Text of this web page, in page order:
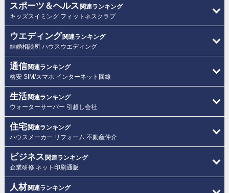
スポーツ＆ヘルス 関連ランキング
キッズスイミング フィットネスクラブ
ウエディング関連ランキング
結婚相談所 ハウスウエディング
通信関連ランキング
格安 SIM/スマホ インターネット回線
生活関連ランキング
ウォーターサーバー 引越し会社
住宅関連ランキング
ハウスメーカー リフォーム 不動産仲介
ビジネス 関連ランキング
企業研修 ネット印刷通販
人材関連ランキング